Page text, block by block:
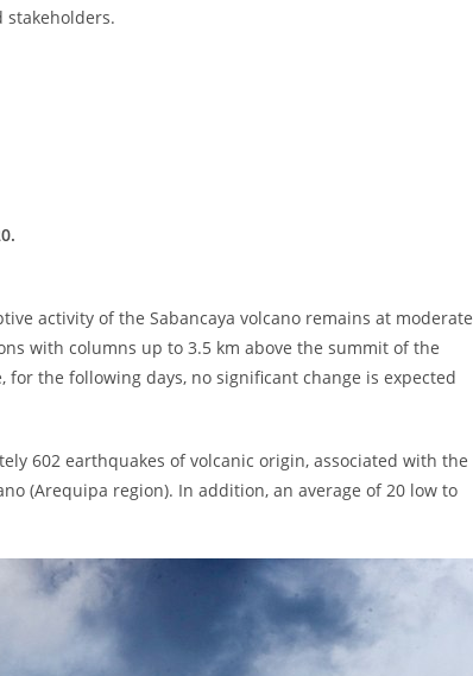
stakeholders.
activity of the Sabancaya volcano remains at moderate
with columns up to 3.5 km above the summit of the
the following days, no significant change is expected
602 earthquakes of volcanic origin, associated with the
(Arequipa region). In addition, an average of 20 low to